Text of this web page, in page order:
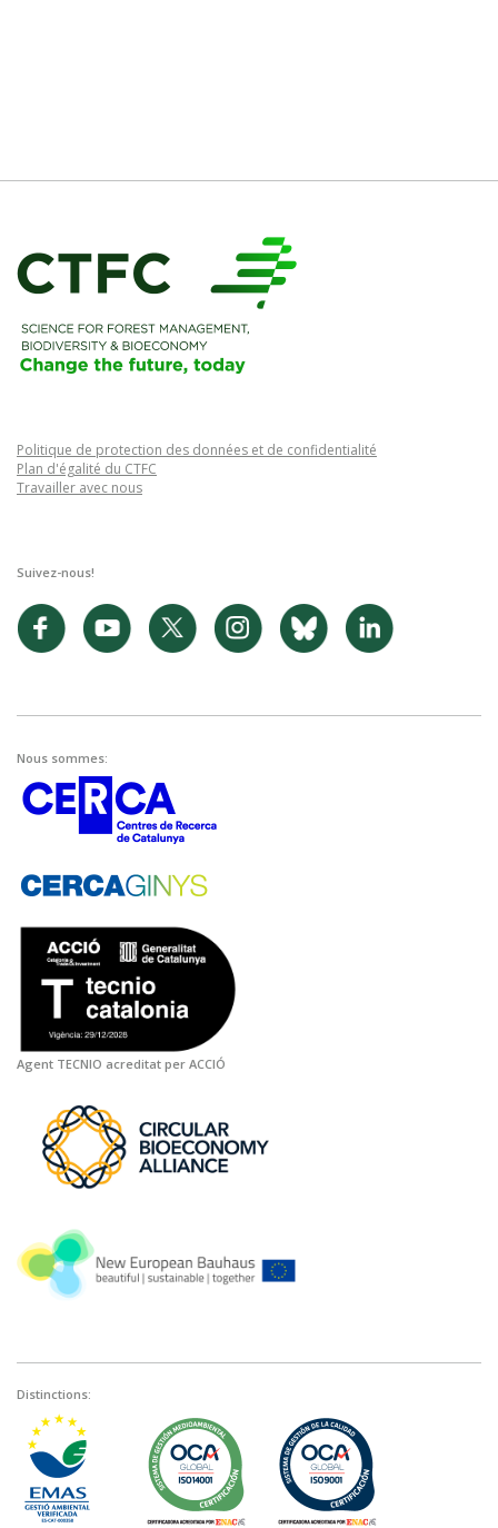
Politique de protection des données et de confidentialité
Plan d'égalité du CTFC
Travailler avec nous
Suivez-nous!
Nous sommes:
Agent TECNIO acreditat per ACCIÓ
Distinctions: